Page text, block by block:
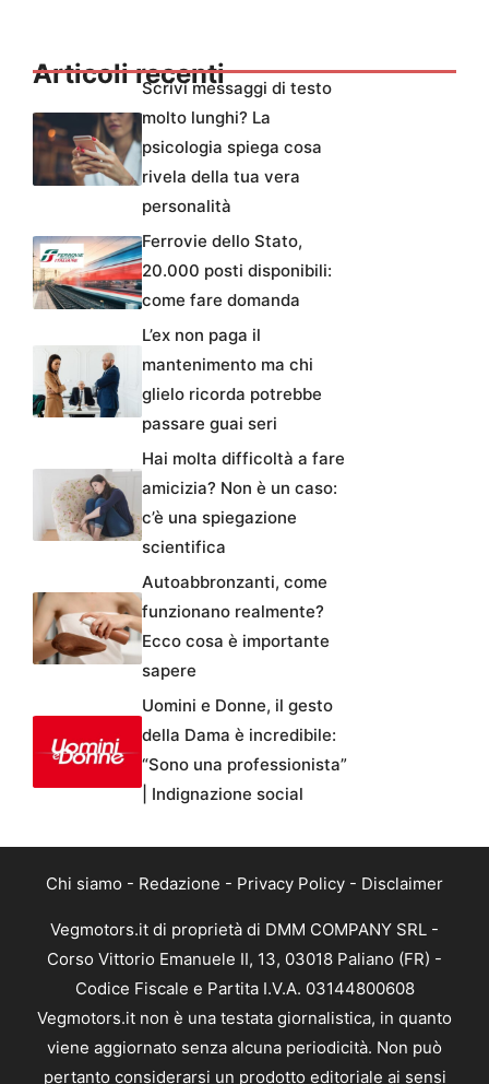
Articoli recentiScrivi messaggi di testo
molto lunghi? La
psicologia spiega cosa
rivela della tua vera
personalità
Ferrovie dello Stato,
20.000 posti disponibili:
come fare domanda
L’ex non paga il
mantenimento ma chi
glielo ricorda potrebbe
passare guai seri
Hai molta difficoltà a fare
amicizia? Non è un caso:
c’è una spiegazione
scientifica
Autoabbronzanti, come
funzionano realmente?
Ecco cosa è importante
sapere
Uomini e Donne, il gesto
della Dama è incredibile:
“Sono una professionista”
| Indignazione social
Chi siamo - Redazione - Privacy Policy - Disclaimer
Vegmotors.it di proprietà di DMM COMPANY SRL -
Corso Vittorio Emanuele II, 13, 03018 Paliano (FR) -
Codice Fiscale e Partita I.V.A. 03144800608
Vegmotors.it non è una testata giornalistica, in quanto
viene aggiornato senza alcuna periodicità. Non può
pertanto considerarsi un prodotto editoriale ai sensi